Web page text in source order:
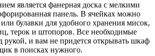
является фанерная доска с мелкими
панель. В ячейках можно
булавки для удобного хранения мисок,
терок и штопоров. Все необходимые
рукой, и вам не придется открывать шкаф
в поисках нужного.